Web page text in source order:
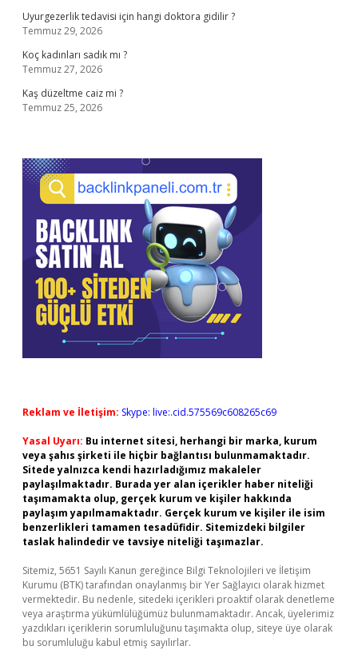
Uyurgezerlik tedavisi için hangi doktora gidilir ?
Temmuz 29, 2026
Koç kadınları sadık mı ?
Temmuz 27, 2026
Kaş düzeltme caiz mi ?
Temmuz 25, 2026
Reklam ve İletişim: Skype: live:.cid.575569c608265c69
Yasal Uyarı: Bu internet sitesi, herhangi bir marka, kurum
veya şahıs şirketi ile hiçbir bağlantısı bulunmamaktadır.
Sitede yalnızca kendi hazırladığımız makaleler
paylaşılmaktadır. Burada yer alan içerikler haber niteliği
taşımamakta olup, gerçek kurum ve kişiler hakkında
paylaşım yapılmamaktadır. Gerçek kurum ve kişiler ile isim
benzerlikleri tamamen tesadüfidir. Sitemizdeki bilgiler
taslak halindedir ve tavsiye niteliği taşımazlar.
Sitemiz, 5651 Sayılı Kanun gereğince Bilgi Teknolojileri ve İletişim
Kurumu (BTK) tarafından onaylanmış bir Yer Sağlayıcı olarak hizmet
vermektedir. Bu nedenle, sitedeki içerikleri proaktif olarak denetleme
veya araştırma yükümlülüğümüz bulunmamaktadır. Ancak, üyelerimiz
yazdıkları içeriklerin sorumluluğunu taşımakta olup, siteye üye olarak
bu sorumluluğu kabul etmiş sayılırlar.